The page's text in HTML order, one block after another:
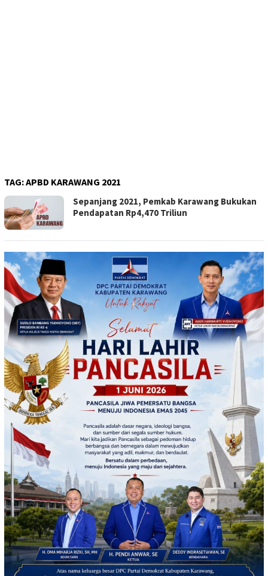
TAG:APBD KARAWANG 2021
Sepanjang 2021, Pemkab Karawang Bukukan
Pendapatan Rp4,470 Triliun